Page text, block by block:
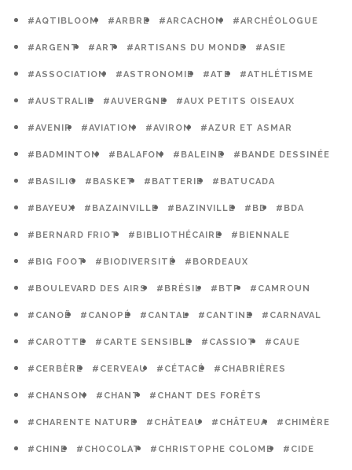
#AQTIBLOOM #ARBRE #ARCACHON #ARCHÉOLOGUE
#ARGENT #ART #ARTISANS DU MONDE #ASIE
#ASSOCIATION #ASTRONOMIE #ATE #ATHLÉTISME
#AUSTRALIE #AUVERGNE #AUX PETITS OISEAUX
#AVENIR #AVIATION #AVIRON #AZUR ET ASMAR
#BADMINTON #BALAFON #BALEINE #BANDE DESSINÉE
#BASILIC #BASKET #BATTERIE #BATUCADA
#BAYEUX #BAZAINVILLE #BAZINVILLE #BD #BDA
#BERNARD FRIOT #BIBLIOTHÉCAIRE #BIENNALE
#BIG FOOT #BIODIVERSITÉ #BORDEAUX
#BOULEVARD DES AIRS #BRÉSIL #BTP #CAMROUN
#CANOË #CANOPÉ #CANTAL #CANTINE #CARNAVAL
#CAROTTE #CARTE SENSIBLE #CASSIOT #CAUE
#CERBÈRE #CERVEAU #CÉTACÉ #CHABRIÈRES
#CHANSON #CHANT #CHANT DES FORÊTS
#CHARENTE NATURE #CHÂTEAU #CHÂTEUA #CHIMÈRE
#CHINE #CHOCOLAT #CHRISTOPHE COLOMB #CIDE